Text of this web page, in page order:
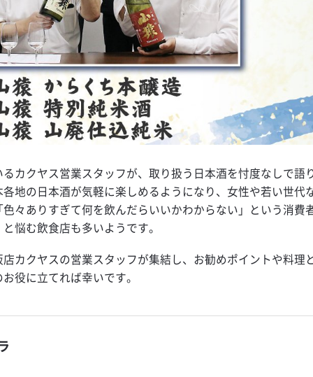
カクヤス営業スタッフが、取り扱う日本酒を忖度なしで語
地の日本酒が気軽に楽しめるようになり、女性や若い世代
々ありすぎて何を飲んだらいいかわからない」という消費
悩む飲食店も多いようです。
カクヤスの営業スタッフが集結し、お勧めポイントや料理
役に立てれば幸いです。